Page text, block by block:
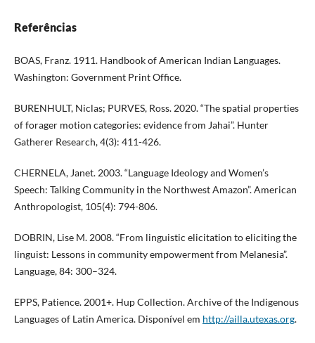
Referências
BOAS, Franz. 1911. Handbook of American Indian Languages.
Washington: Government Print Office.
BURENHULT, Niclas; PURVES, Ross. 2020. “The spatial properties
of forager motion categories: evidence from Jahai”. Hunter
Gatherer Research, 4(3): 411-426.
CHERNELA, Janet. 2003. “Language Ideology and Women’s
Speech: Talking Community in the Northwest Amazon”. American
Anthropologist, 105(4): 794-806.
DOBRIN, Lise M. 2008. “From linguistic elicitation to eliciting the
linguist: Lessons in community empowerment from Melanesia”.
Language, 84: 300–324.
EPPS, Patience. 2001+. Hup Collection. Archive of the Indigenous
Languages of Latin America. Disponível em http://ailla.utexas.org.